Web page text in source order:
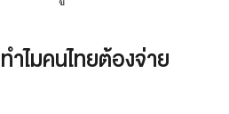
ำไมคนไทยต้องจ่าย